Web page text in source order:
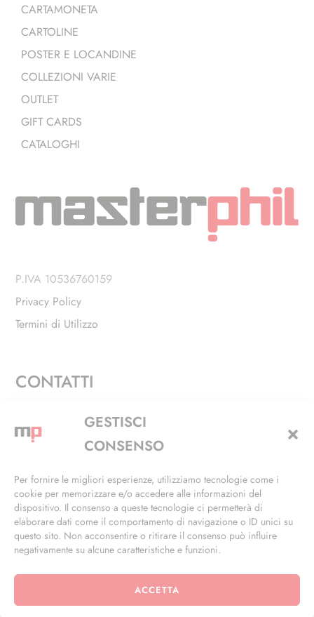
GESTISCI
CONSENSO
Per fornire le migliori esperienze, utilizziamo tecnologie come i
cookie per memorizzare e/o accedere alle informazioni del
dispositivo. Il consenso a queste tecnologie ci permetterà di
elaborare dati come il comportamento di navigazione o ID unici su
questo sito. Non acconsentire o ritirare il consenso può influire
negativamente su alcune caratteristiche e funzioni.
ACCETTA
CARTAMONETA
CARTOLINE
POSTER E LOCANDINE
COLLEZIONI VARIE
OUTLET
GIFT CARDS
CATALOGHI
P.IVA 10536760159
Privacy Policy
Termini di Utilizzo
CONTATTI
Via Alfieri, 27 - Trezzano Sul Naviglio (MI)
+39 02 4846 3155
info@masterphil.it